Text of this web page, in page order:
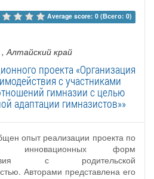
Average score: 0 (Всего: 0)
, Алтайский край
проекта «Организация
с участниками
гимназии с целью
адаптации гимназистов»»
опыт реализации проекта по
инновационных форм
с родительской
Авторами представлена его